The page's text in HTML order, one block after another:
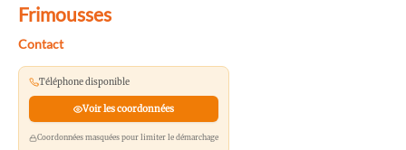
Frimousses
Contact
Téléphone disponible
Voir les coordonnées
Coordonnées masquées pour limiter le démarchage